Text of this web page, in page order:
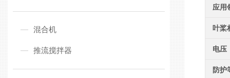
混合机
推流搅拌器
应用
叶桨
电压
防护